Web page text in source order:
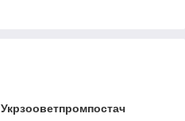
Укрзооветпромпостач